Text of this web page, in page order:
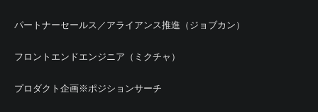
パートナーセールス／アライアンス推進（ジョブカン）
フロントエンドエンジニア（ミクチャ）
プロダクト企画※ポジションサーチ